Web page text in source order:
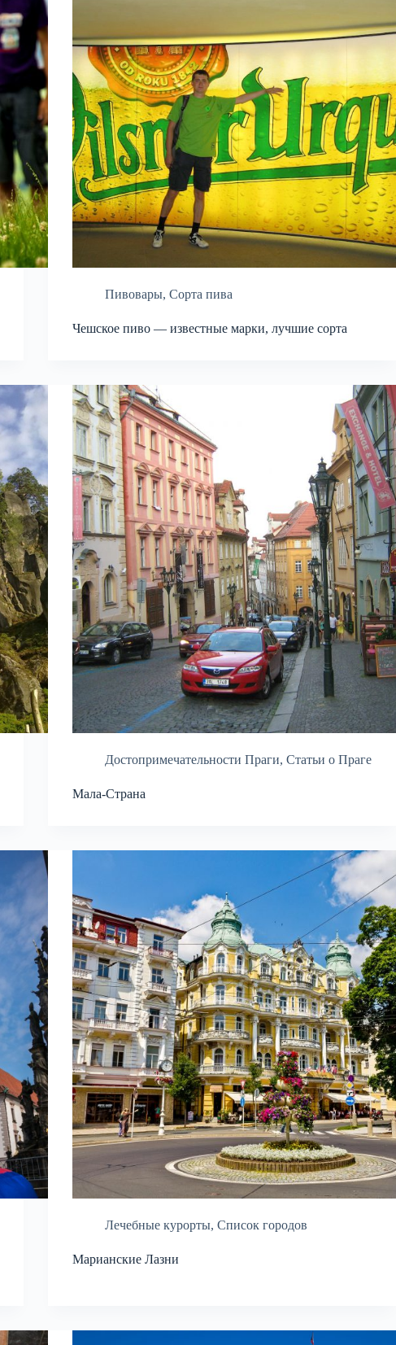
Пивовары, Сорта пива
Чешское пиво — известные марки, лучшие сорта
Достопримечательности Праги, Статьи о Праге
Мала-Страна
Лечебные курорты, Список городов
Марианские Лазни